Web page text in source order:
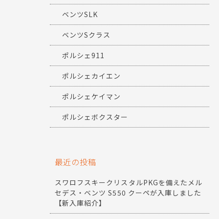
ベンツSLK
ベンツSクラス
ポルシェ911
ポルシェカイエン
ポルシェケイマン
ポルシェボクスター
最近の投稿
スワロフスキークリスタルPKGを備えたメル
セデス・ベンツ S550 クーペが入庫しました
【新入庫紹介】